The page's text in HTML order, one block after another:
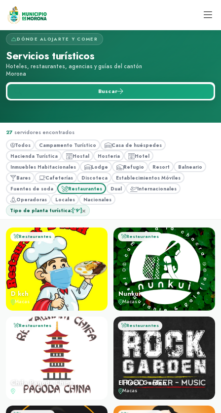
DÓNDE ALOJARTE Y COMER
Servicios turísticos
Hoteles, restaurantes, agencias y guías del cantón
Morona
Buscar servicio turístico... Buscar
27 servidores encontrados
Todos Campamento Turístico
Casa de huéspedes
Hacienda Turística
Hostal Hosteria
Hotel
Inmuebles Habitacionales
Lodge Refugio Resort
Balneario
Bares
Cafeterías Discoteca
Establecimientos Móviles
Fuentes de soda
Restaurantes Dual
Internacionales
Operadoras
Locales
Nacionales
Tipo de planta turística:['9'] ×
Restaurantes
D kch
Macas
Restaurantes
Nunkui
Macas
Restaurantes
Chifa Pagoda China
Macas
Restaurantes
El Rock Garden
Macas